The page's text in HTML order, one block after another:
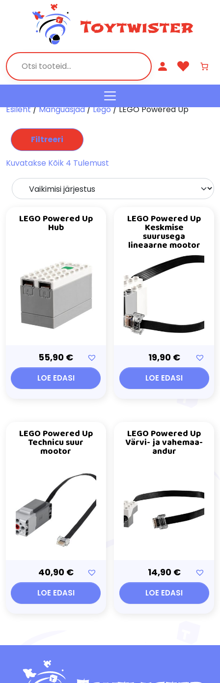
Esileht/Mänguasjad/Lego/ LEGO Powered Up
Filtreeri
Kuvatakse Kõik 4 Tulemust
LEGO Powered Up
Hub
55,90 €
LOE EDASI
LEGO Powered Up
Keskmise
suurusega
lineaarne mootor
19,90 €
LOE EDASI
LEGO Powered Up
Technicu suur
mootor
40,90 €
LOE EDASI
LEGO Powered Up
Värvi- ja vahemaa-
andur
14,90 €
LOE EDASI